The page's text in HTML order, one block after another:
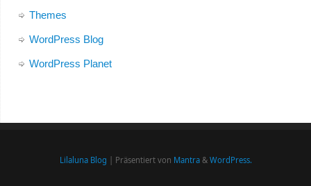
Themes
WordPress Blog
WordPress Planet
Lilaluna Blog | Präsentiert von Mantra& WordPress.